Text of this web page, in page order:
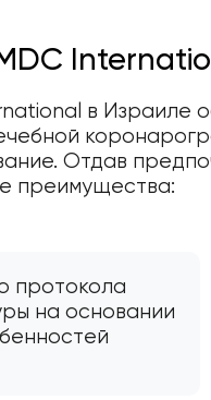
в Израиле
Отдав
преимущества:
протокола
на основании